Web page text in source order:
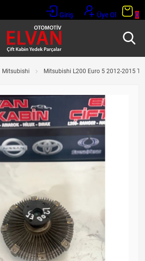
Giriş Üye Ol 0
Mitsubishi Mitsubishi L200 Euro 5 2012-2015